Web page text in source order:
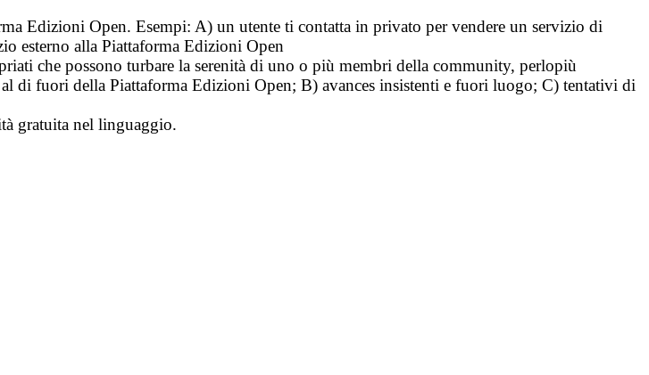
Edizioni Open. Esempi: A) un utente ti contatta in privato per vendere un servizio di
esterno alla Piattaforma Edizioni Open
che possono turbare la serenità di uno o più membri della community, perlopiù
di fuori della Piattaforma Edizioni Open; B) avances insistenti e fuori luogo; C) tentativi di
gratuita nel linguaggio.